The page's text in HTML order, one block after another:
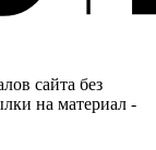
сайта без
на материал -